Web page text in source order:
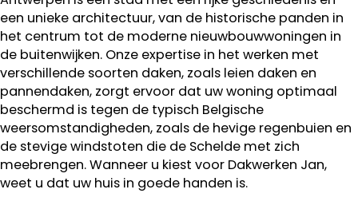
een unieke architectuur, van de historische panden in
het centrum tot de moderne nieuwbouwwoningen in
de buitenwijken. Onze expertise in het werken met
verschillende soorten daken, zoals leien daken en
pannendaken, zorgt ervoor dat uw woning optimaal
beschermd is tegen de typisch Belgische
weersomstandigheden, zoals de hevige regenbuien en
de stevige windstoten die de Schelde met zich
meebrengen. Wanneer u kiest voor Dakwerken Jan,
weet u dat uw huis in goede handen is.